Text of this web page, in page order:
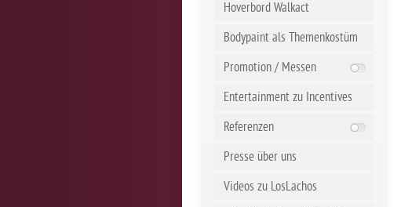
Hoverbord Walkact
Bodypaint als Themenkostüm
Promotion / Messen
Entertainment zu Incentives
Referenzen
Presse über uns
Videos zu LosLachos